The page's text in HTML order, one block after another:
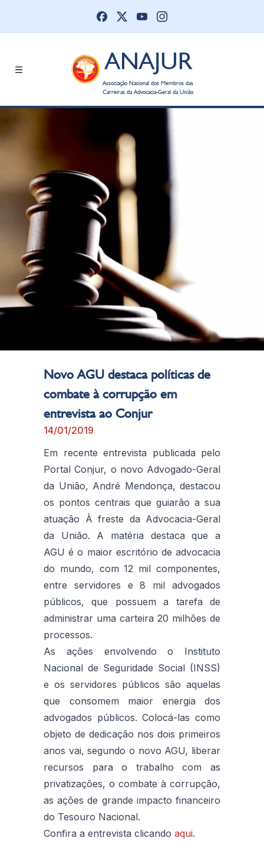
ANAJUR
Associação Nacional dos Membros das
Carreiras da Advocacia-Geral da União
Novo AGU destaca políticas de
combate à corrupção em
entrevista ao Conjur
14/01/2019
Em recente entrevista publicada pelo
Portal Conjur, o novo Advogado-Geral
da União, André Mendonça, destacou
os pontos centrais que guiarão a sua
atuação À freste da Advocacia-Geral
da União. A matéria destaca que a
AGU é o maior escritório de advocacia
do mundo, com 12 mil componentes,
entre servidores e 8 mil advogados
públicos, que possuem a tarefa de
administrar uma carteira 20 milhões de
processos.
As ações envolvendo o Instituto
Nacional de Seguridade Social (INSS)
e os servidores públicos são aquelas
que consomem maior energia dos
advogados públicos. Colocá-las como
objeto de dedicação nos dois primeiros
anos vai, segundo o novo AGU, liberar
recursos para o trabalho com as
privatizações, o combate à corrupção,
as ações de grande impacto financeiro
do Tesouro Nacional.
Confira a entrevista clicando aqui.